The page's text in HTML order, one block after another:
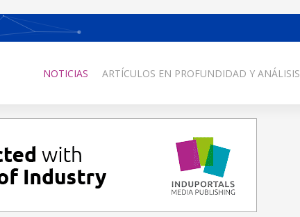
NOTICIAS ARTÍCULOS EN PROFUNDIDAD Y ANÁLISIS